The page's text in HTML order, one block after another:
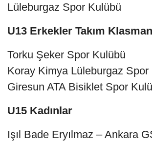
Lüleburgaz Spor Kulübü
U13 Erkekler Takım
Torku Şeker Spor Kulübü
Koray Kimya Lüleburgaz Spor
Giresun ATA Bisiklet Spor
U15 Kadınlar
Işıl Bade Eryılmaz – Ankara